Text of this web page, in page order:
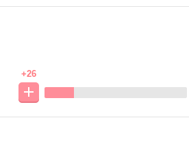
+26